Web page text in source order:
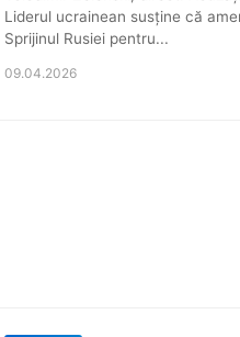
Liderul ucrainean susține că
Sprijinul Rusiei pentru...
09.04.2026